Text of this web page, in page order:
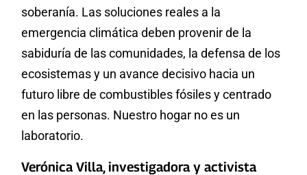
soberanía. Las soluciones reales a la
emergencia climática deben provenir de la
sabiduría de las comunidades, la defensa de los
ecosistemas y un avance decisivo hacia un
futuro libre de combustibles fósiles y centrado
en las personas. Nuestro hogar no es un
laboratorio.
Verónica Villa, investigadora y activista